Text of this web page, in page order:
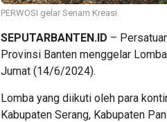
PERWOSI gelar Senam Kreasi.
SEPUTARBANTEN.ID –
Provinsi Banten menggelar
Jumat (14/6/2024).
Lomba yang diikuti oleh para
Kabupaten Serang, Kabupaten